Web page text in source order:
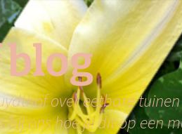
over eetbare
bij ons hoe je dit op een